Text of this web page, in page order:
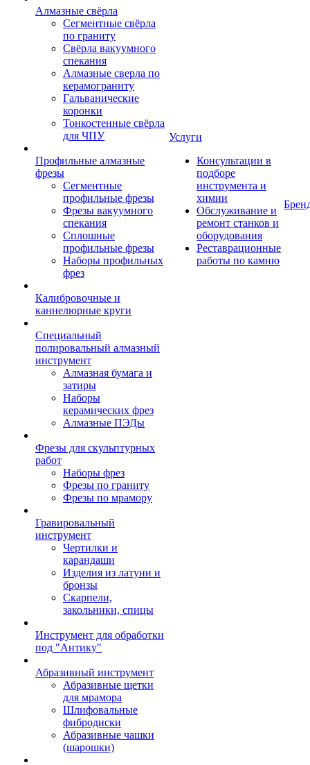
Алмазные свёрла
Сегментные свёрла
по граниту
Свёрла вакуумного
спекания
Алмазные сверла по
керамограниту
Гальванические
коронки
Тонкостенные свёрла
для ЧПУ
Профильные алмазные
фрезы
Сегментные
профильные фрезы
Фрезы вакуумного
спекания
Сплошные
профильные фрезы
Наборы профильных
фрез
Калибровочные и
каннелюрные круги
Специальный
полировальный алмазный
инструмент
Алмазная бумага и
затиры
Наборы
керамических фрез
Алмазные ПЭДы
Фрезы для скульптурных
работ
Наборы фрез
Фрезы по граниту
Фрезы по мрамору
Гравировальный
инструмент
Чертилки и
карандаши
Изделия из латуни и
бронзы
Скарпели,
закольники, спицы
Инструмент для обработки
под "Антику"
Абразивный инструмент
Абразивные щетки
для мрамора
Шлифовальные
фибродиски
Абразивные чашки
(шарошки)
Услуги
Консультации в
подборе
инструмента и
химии
Обслуживание и
ремонт станков и
оборудования
Реставрационные
работы по камню